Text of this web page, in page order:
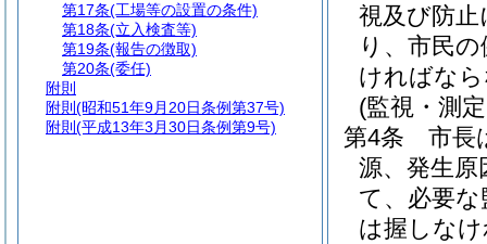
視及び防
り、市民
ければな
(監視・測
第4条
市長
源、発生
て、必要
は握しな
第17条(工場等の設置の条件)
第18条(立入検査等)
第19条(報告の徴取)
第20条(委任)
附則
附則 (昭和51年9月20日条例第37号)
附則 (平成13年3月30日条例第9号)